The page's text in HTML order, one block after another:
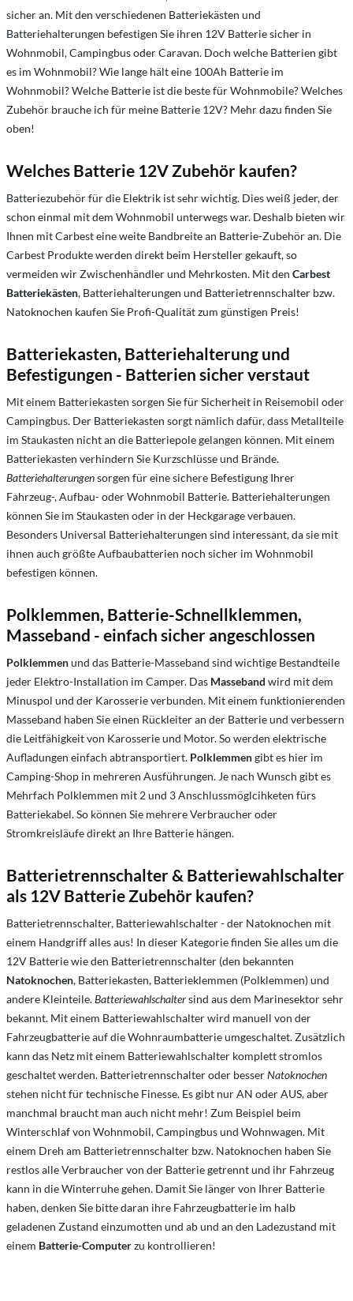
sicher an. Mit den verschiedenen Batteriekästen und
Batteriehalterungen befestigen Sie ihren 12V Batterie sicher in
Wohnmobil, Campingbus oder Caravan. Doch welche Batterien gibt
es im Wohnmobil?Wie lange hält eine 100Ah Batterie im
Wohnmobil?Welche Batterie ist die beste für Wohnmobile?Welches
Zubehör brauche ich für meine Batterie 12V? Mehr dazu finden Sie
oben!
Welches Batterie 12V Zubehör kaufen?
Batteriezubehör für die Elektrik ist sehr wichtig. Dies weiß jeder, der
schon einmal mit dem Wohnmobil unterwegs war. Deshalb bieten wir
Ihnen mit Carbest eine weite Bandbreite an Batterie-Zubehör an. Die
Carbest Produkte werden direkt beim Hersteller gekauft, so
vermeiden wir Zwischenhändler und Mehrkosten. Mit den Carbest
Batteriekästen, Batteriehalterungen und Batterietrennschalter bzw.
Natoknochen kaufen Sie Profi-Qualität zum günstigen Preis!
Batteriekasten, Batteriehalterung und
Befestigungen - Batterien sicher verstaut
Mit einem Batteriekasten sorgen Sie für Sicherheit in Reisemobil oder
Campingbus. Der Batteriekasten sorgt nämlich dafür, dass Metallteile
im Staukasten nicht an die Batteriepole gelangen können. Mit einem
Batteriekasten verhindern Sie Kurzschlüsse und Brände.
Batteriehalterungensorgen für eine sichere Befestigung Ihrer
Fahrzeug-, Aufbau- oder Wohnmobil Batterie. Batteriehalterungen
können Sie im Staukasten oder in der Heckgarage verbauen.
Besonders Universal Batteriehalterungen sind interessant, da sie mit
ihnen auch größte Aufbaubatterien noch sicher im Wohnmobil
befestigen können.
Polklemmen, Batterie-Schnellklemmen,
Masseband - einfach sicher angeschlossen
Polklemmenund das Batterie-Masseband sind wichtige Bestandteile
jeder Elektro-Installation im Camper. Das Masseband wird mit dem
Minuspol und der Karosserie verbunden. Mit einem funktionierenden
Masseband haben Sie einen Rückleiter an der Batterie und verbessern
die Leitfähigkeit von Karosserie und Motor. So werden elektrische
Aufladungen einfach abtransportiert. Polklemmengibt es hier im
Camping-Shop in mehreren Ausführungen. Je nach Wunsch gibt es
Mehrfach Polklemmen mit 2 und 3 Anschlussmöglcihketen fürs
Batteriekabel. So können Sie mehrere Verbraucher oder
Stromkreisläufe direkt an Ihre Batterie hängen.
Batterietrennschalter & Batteriewahlschalter
als 12V Batterie Zubehör kaufen?
Batterietrennschalter, Batteriewahlschalter - der Natoknochen mit
einem Handgriff alles aus! In dieser Kategorie finden Sie alles um die
12V Batterie wie den Batterietrennschalter (den bekannten
Natoknochen, Batteriekasten, Batterieklemmen (Polklemmen) und
andere Kleinteile.Batteriewahlschaltersind aus dem Marinesektor sehr
bekannt. Mit einem Batteriewahlschalter wird manuell von der
Fahrzeugbatterie auf die Wohnraumbatterie umgeschaltet. Zusätzlich
kann das Netz mit einem Batteriewahlschalter komplett stromlos
geschaltet werden. Batterietrennschalter oder besserNatoknochen
stehen nicht für technische Finesse. Es gibt nur AN oder AUS, aber
manchmal braucht man auch nicht mehr! Zum Beispiel beim
Winterschlaf von Wohnmobil, Campingbus und Wohnwagen. Mit
einem Dreh am Batterietrennschalter bzw. Natoknochen haben Sie
restlos alle Verbraucher von der Batterie getrennt und ihr Fahrzeug
kann in die Winterruhe gehen. Damit Sie länger von Ihrer Batterie
haben, denken Sie bitte daran ihre Fahrzeugbatterie im halb
geladenen Zustand einzumotten und ab und an den Ladezustand mit
einem Batterie-Computerzu kontrollieren!